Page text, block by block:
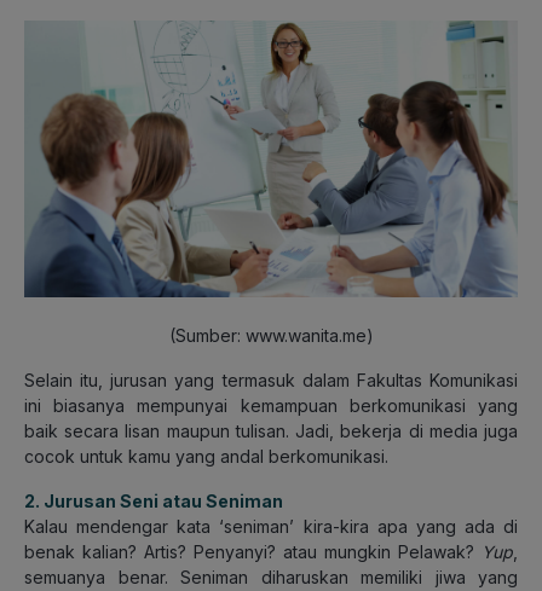
(Sumber: www.wanita.me)
Selain itu, jurusan yang termasuk dalam Fakultas Komunikasi
ini biasanya mempunyai kemampuan berkomunikasi yang
baik secara lisan maupun tulisan. Jadi, bekerja di media juga
cocok untuk kamu yang andal berkomunikasi.
2. Jurusan Seni atau Seniman
Kalau mendengar kata ‘seniman’ kira-kira apa yang ada di
benak kalian? Artis? Penyanyi? atau mungkin Pelawak? Yup
semuanya benar. Seniman diharuskan memiliki jiwa yang